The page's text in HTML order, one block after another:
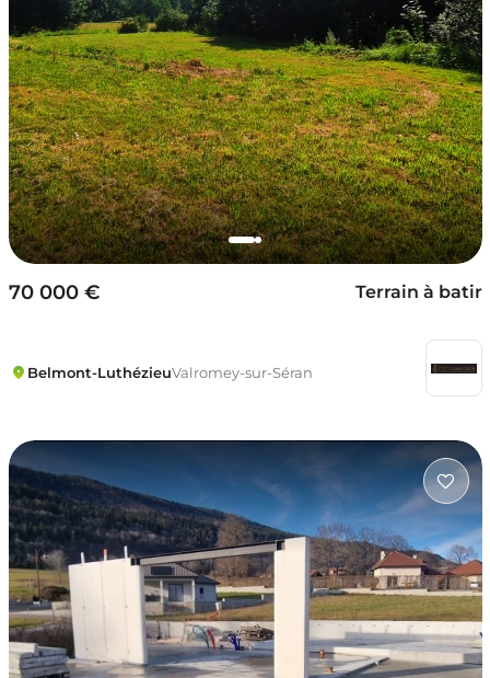
70 000 € Terrain à batir
Belmont-LuthézieuValromey-sur-Séran